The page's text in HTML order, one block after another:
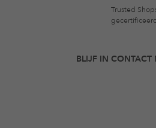
Trusted
BLIJF IN CONTACT